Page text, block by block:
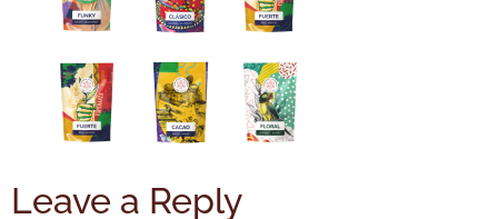
Leave a Reply